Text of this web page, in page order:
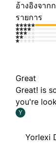
อ้างอิงจาก
รายการ
Great
Great! is
you're
Y
Yorlexi